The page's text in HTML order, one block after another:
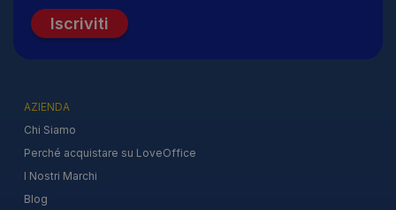
Iscriviti
AZIENDA
Chi Siamo
Perché acquistare su LoveOffice
I Nostri Marchi
Blog